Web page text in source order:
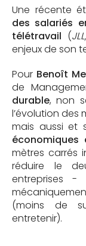
Une récente
des salariés
télétravail (JLL,
enjeux de son
Pour Benoît
de
durable, non
l’évolution des
mais aussi et
économiques
mètres carrés
réduire le
entreprises -
(moins de
entretenir).